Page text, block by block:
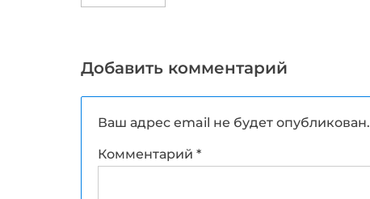
Добавить комментарий
Ваш адрес email не будет опубликован.
Комментарий *